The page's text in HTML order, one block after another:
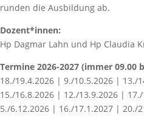
runden die Ausbildung ab.
Dozent*innen:
Hp Dagmar Lahn und Hp Claudia
Termine 2026-2027 (immer 09.00
18./19.4.2026 | 9./10.5.2026 | 13./
15./16.8.2026 | 12./13.9.2026 |
5./6.12.2026 | 16./17.1.2027 | 20./